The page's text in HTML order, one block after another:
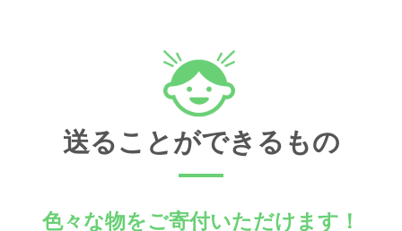
送ることができるもの
色々な物をご寄付いただけます！